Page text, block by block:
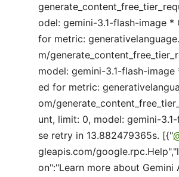
odel: gemini-3.1-flash-image *
for metric:
m/
model: gemini-3.1-flash-image
ed for metric:
om/
unt, limit: 0, model: gemini-
se retry in 13.882479365s. [{"
gleapis.com/
on":"Learn more about Gemini